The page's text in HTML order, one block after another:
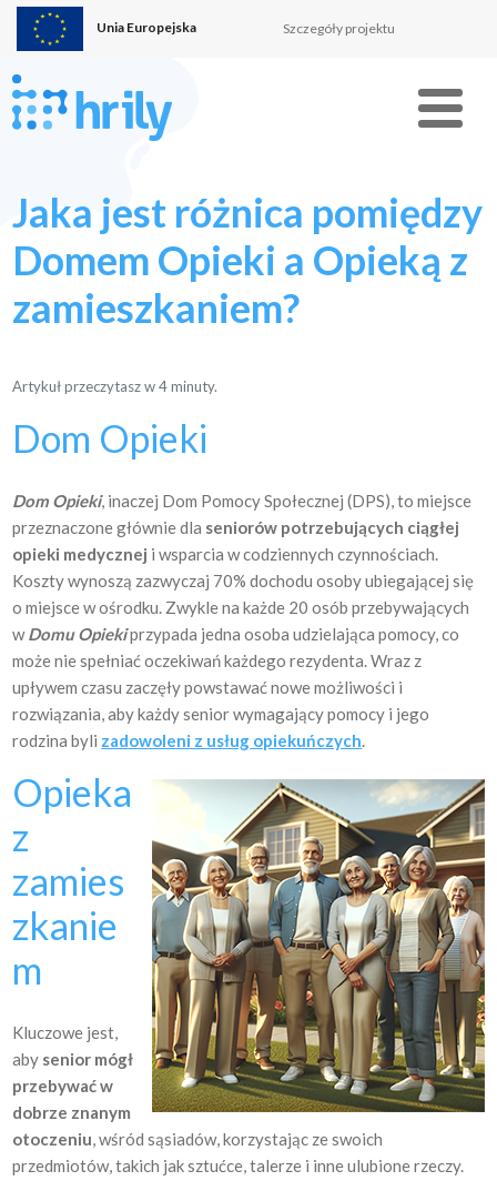
Unia Europejska Szczegóły projektu
Menu
Jaka jest różnica pomiędzy
Domem Opieki a Opieką z
zamieszkaniem?
Artykuł przeczytasz w4 minuty.
Dom Opieki
Dom Opieki, inaczej Dom Pomocy Społecznej (DPS), to miejsce
przeznaczone głównie dla seniorów potrzebujących ciągłej
opieki medycznej i wsparcia w codziennych czynnościach.
Koszty wynoszą zazwyczaj 70% dochodu osoby ubiegającej się
o miejsce w ośrodku. Zwykle na każde 20 osób przebywających
wDomu Opiekiprzypada jedna osoba udzielająca pomocy, co
może nie spełniać oczekiwań każdego rezydenta. Wraz z
upływem czasu zaczęły powstawać nowe możliwości i
rozwiązania, aby każdy senior wymagający pomocy i jego
rodzina byli zadowoleni z usług opiekuńczych.
Opieka
z
zamies
zkanie
m
Kluczowe jest,
aby senior mógł
przebywać w
dobrze znanym
otoczeniu, wśród sąsiadów, korzystając ze swoich
przedmiotów, takich jak sztućce, talerze i inne ulubione rzeczy.